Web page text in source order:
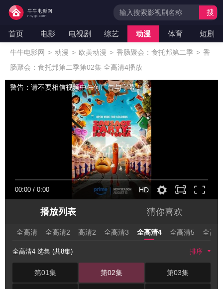
首页 电影 电视剧 综艺 动漫 体育 短剧
搜
牛牛电影网 > 动漫 > 欧美动漫 > 香肠聚会：食托邦第二季 > 香
肠聚会：食托邦第二季第02集 全高清4播放
00:00 / 0:00 HD
警告：请不要相信视频中任何广告与字幕！
播放列表 猜你喜欢
全高清 全高清2 高清2 全高清3 全高清4 全高清5 全高
全高清4 选集 (共8集) 排序
第01集 第02集 第03集